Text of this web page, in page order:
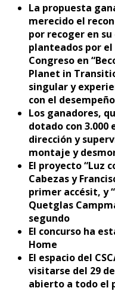
La propuesta
merecido el
por recoger en
planteados por
Congreso en
Planet in
singular y
con el
Los ganadores,
dotado con 3.000
dirección y
montaje y
El proyecto “Luz
Cabezas y
primer accésit, y
Quetglas
segundo
El concurso ha
Home
El espacio del
visitarse del 29
abierto a todo el